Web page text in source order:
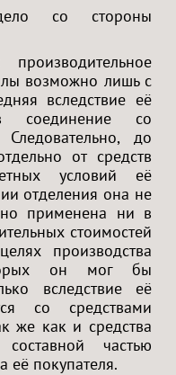
со стороны
возможно лишь с
вследствие её
соединение со
Следовательно, до
от средств
условий её
отделения она не
применена ни в
стоимостей
производства
он мог бы
вследствие её
со средствами
же как и средства
составной частью
её покупателя.